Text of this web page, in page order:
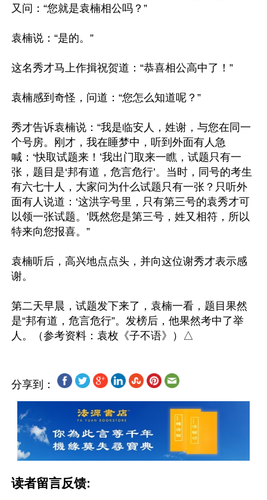
又问：“您就是袁楠相公吗？”
袁楠说：“是的。”
这名秀才马上作揖祝贺道：“恭喜相公高中了！”
袁楠感到奇怪，问道：“您怎么知道呢？”
秀才告诉袁楠说：“我是临安人，姓谢，与您在同一
个号房。刚才，我在睡梦中，听到外面有人急
喊：‘快取试题来！’我出门取来一瞧，试题只有一
张，题目是‘邦有道，危言危行’。当时，同号的考生
有六七十人，大家问为什么试题只有一张？只听外
面有人说道：‘这洪字号里，只有第三号的袁秀才可
以领一张试题。’既然您是第三号，姓又相符，所以
特来向您报喜。”
袁楠听后，高兴地点点头，并向这位谢秀才表示感
谢。
第二天早晨，试题发下来了，袁楠一看，题目果然
是“邦有道，危言危行”。发榜后，他果然考中了举
分享到：
读者留言反馈: